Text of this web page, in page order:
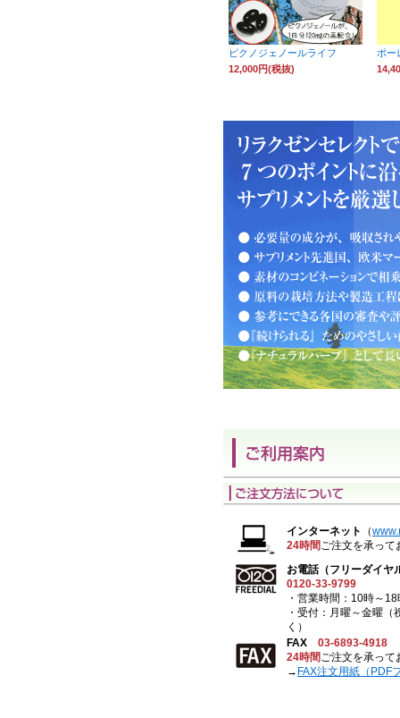
ピクノジェノールライフ
12,000円(税抜)
ポー
インターネット （
24時間ご注文を承って
お電話（フリーダイヤ
0120-33-9799
・営業時間：10時～18
・受付：月曜～金曜（
く）
FAX 03-6893-4918
24時間ご注文を承って
→ FAX注文用紙（PDF